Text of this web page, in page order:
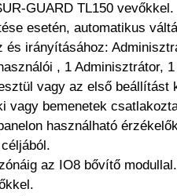
GUARD TL150 vevőkkel.
esetén, automatikus
irányításához:
, 1 Adminisztrátor,
vagy az első
vagy bemenetek
használható
az IO8 bővítő modullal.